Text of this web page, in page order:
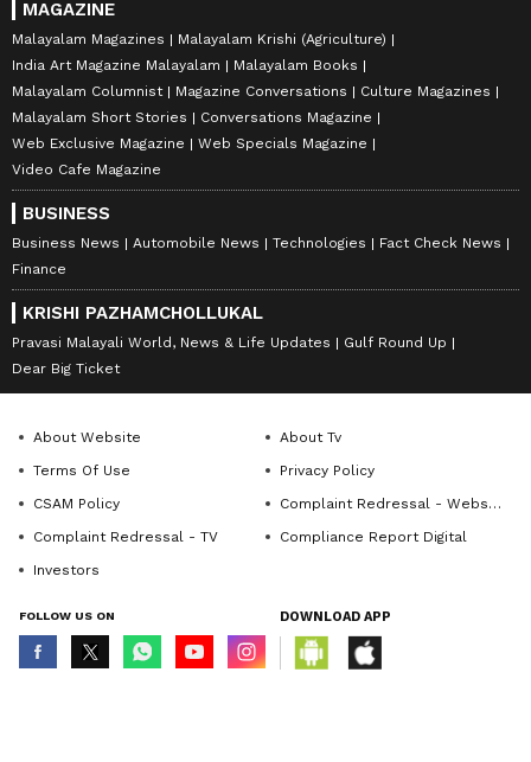
MAGAZINE
Malayalam Magazines
Malayalam Krishi (Agriculture)
India Art Magazine Malayalam
Malayalam Books
Malayalam Columnist
Magazine Conversations
Culture Magazines
Malayalam Short Stories
Conversations Magazine
Web Exclusive Magazine
Web Specials Magazine
Video Cafe Magazine
BUSINESS
Business News Automobile News Technologies
Fact Check News
Finance
KRISHI PAZHAMCHOLLUKAL
Pravasi Malayali World, News & Life Updates
Gulf Round Up
Dear Big Ticket
About Website
About Tv
Terms Of Use
Privacy Policy
CSAM Policy
Complaint Redressal - Website
Complaint Redressal - TV
Compliance Report Digital
Investors
FOLLOW US ON DOWNLOAD APP